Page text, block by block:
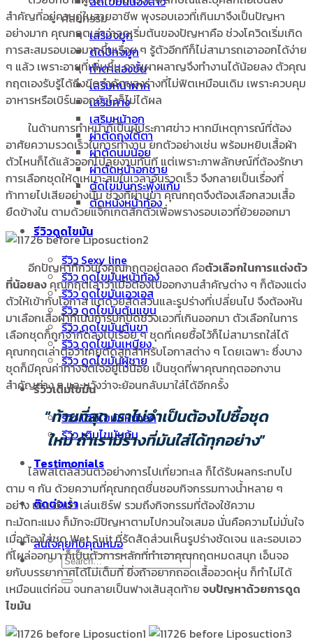
ศัลยกรรม
เสริมจมูก
ตัดปีกจมูก
ทำตาสองชั้น
เสริมหน้าผาก
เสริมคาง
เสริมหน้าอก
ผ่าตัดถุงใต้ตา
ผ่าตัดนมน้อย
ผ่าตัดหน้าอกชาย
ตัดไขมันกระพุ้งแก้ม
ตัดหนังหน้าท้อง
รีวิวดูดไขมัน
รีวิว Sexy line
รีวิว ดูดไขมันหน้าท้อง
รีวิว ดูดไขมันเอวเอส
รีวิว ดูดไขมันต้นแขน
รีวิว ดูดไขมันต้นขา
รีวิว ดูดไขมันเหนียง
รีวิว ดูดไขมันผู้ชาย
รีวิวเติมไขมัน
รีวิว เติมไขมันหน้าอก
รีวิว เติมไขมันก้น
Testimonials
ติดต่อเรา
สนใจคุยกับคุณหมอ
สำคัญที่อยู่ควบคู่ในสายอาชีพ พุงรอบเอวที่เกินมาจึงเป็นปัญหา
อย่างมาก คุณกฤตเล่าว่าจุดเริ่มต้นของปัญหาคือ ช่วงโควิดเริ่มเกิด
การสะสมรอบเอวมากขึ้นเรื่อย ๆ รู้ตัวอีกทีก็ไม่สามารถเอาออกได้ง่าย
ๆ แล้ว เพราะอายุที่เพิ่มขึ้น การเผาผลาญจึงทำงานได้น้อยลง ตัวคุณ
กฤตเองรับรู้ได้ถึงขีดจำกัดของร่างที่ไม่ฟิตเหมือนเดิม เพราะควบคุม
อาหารหรือเบิร์นออกยังไงก็ไม่ได้ผล
ในด้านการทำหน้าที่เป็นผู้ประกาศข่าว หากมีเหตุการณ์ที่ต้อง
อาศัยความรวดเร็วในการทำงาน ยกตัวอย่างเช่น พร้อมหยิบเสื้อผ้า
ตัวไหนก็ได้แล้วออกไปลุยงานทันที แต่เพราะภาพลักษณ์ที่ต้องรักษา
การเลือกชุดให้ดูเหมาะสมในเวลาอันรวดเร็ว จึงกลายเป็นเรื่องที่
ท้าทายไปเสียอย่างนั้น ช่วงที่ผ่านมา คุณกฤตจึงต้องเลือกสวมเสื้อ
ยืดข้างใน ตามด้วยแจ็กเกตสักตัวเพื่อพรางรอบเอวที่ย้วยออกมา
อีกปัญหาที่กวนใจคุณกฤตอยู่ตลอด คือตัวเลือกในการแต่งตัว
ที่น้อยลงคุณกฤตเล่าว่าเมื่อต้องไปออกงานสำคัญต่าง ๆ ก็ต้องแต่ง
ตัวให้เข้ากับโอกาส แต่ด้วยสัดส่วนและรูปร่างที่เปลี่ยนไป จึงต้องหัน
มาเลือกเสื้อผ้าที่เน้นการปกปิดช่วงเอวที่เกินออกมา ตัวเลือกในการ
เลือกชุดก็ถูกจำกัดลงไปเรื่อย ๆ ชุดที่เคยซื้อไว้ก็ไม่สามารถใส่ได้
คุณกฤตเล่าต่อว่าเคยตัดสูทสำหรับโอกาสต่าง ๆ โดยเฉพาะ ซึ่งบาง
ชุดก็มีคุณค่าทางจิตใจอยู่ไม่น้อย เป็นชุดที่พาคุณกฤตออกงาน
สำคัญต่าง ๆ และหวังว่าจะย้อนกลับมาใส่ได้อีกครั้ง
“ท้ายที่สุด เราไม่จำเป็นต้องไปซื้อชุด
ใหม่ถ้าเรามีร่างที่มันใส่ได้ทุกอย่าง”
ไลฟ์สไตล์ส่วนตัวอย่างการไปเที่ยวทะเล ก็ได้รับผลกระทบไป
ตาม ๆ กัน ด้วยความที่คุณกฤตชื่นชอบกิจกรรมทางน้ำหลาย ๆ
อย่าง เช่น ดำน้ำ เล่นเซิร์ฟ รวมถึงกิจกรรมที่ต้องใช้ความ
ทะมัดทะแมง ก็มักจะมีปัญหาตามไปกวนใจเสมอ นั่นคือความไม่มั่นใจ
เมื่อต้องใส่ชุด Wet Suit ที่รัดสัดส่วนเห็นรูปร่างชัดเจน และรอบเอว
ที่โผล่ออกมา ก็เป็นตัวการหลักที่ทำเอาคุณกฤตหมดสนุก เอ็นจอ
ยกับบรรยากาศได้ไม่เต็มที่ ยิ่งถ้าอยากถอดเสื้ออวดหุ่น ก็ทำไม่ได้
เหมือนแต่ก่อน จนกลายเป็นฟางเส้นสุดท้าย จบปัญหาด้วยการดูด
ไขมัน